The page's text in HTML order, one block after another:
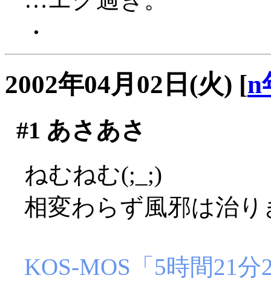
・
2002年04月02日(火) [n
#1 あさあさ
ねむねむ(;_;)
相変わらず風邪は治
KOS-MOS「5時間21